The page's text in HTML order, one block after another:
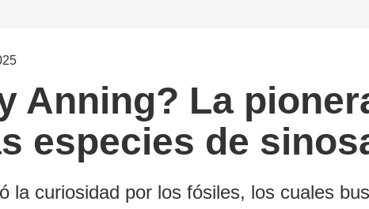
Anning? La
especies de
la curiosidad por los fósiles, los cuales